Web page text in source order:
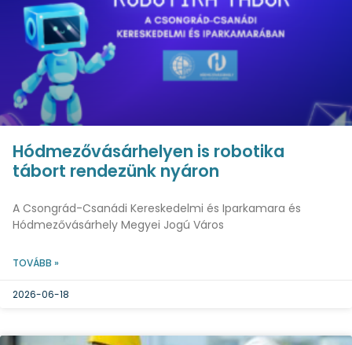
Hódmezővásárhelyen is robotika
tábort rendezünk nyáron
A Csongrád-Csanádi Kereskedelmi és Iparkamara és
Hódmezővásárhely Megyei Jogú Város
TOVÁBB »
2026-06-18